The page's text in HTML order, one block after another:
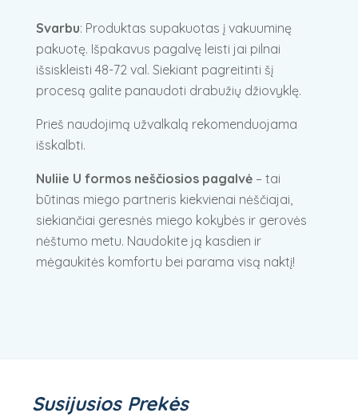
Svarbu: Produktas supakuotas į vakuuminę
pakuotę. Išpakavus pagalvę leisti jai pilnai
išsiskleisti 48-72 val. Siekiant pagreitinti šį
procesą galite panaudoti drabužių džiovyklę.
Prieš naudojimą užvalkalą rekomenduojama
išskalbti.
Nuliie U formos neščiosios pagalvė – tai
būtinas miego partneris kiekvienai nėščiajai,
siekiančiai geresnės miego kokybės ir gerovės
nėštumo metu. Naudokite ją kasdien ir
mėgaukitės komfortu bei parama visą naktį!
Susijusios Prekės